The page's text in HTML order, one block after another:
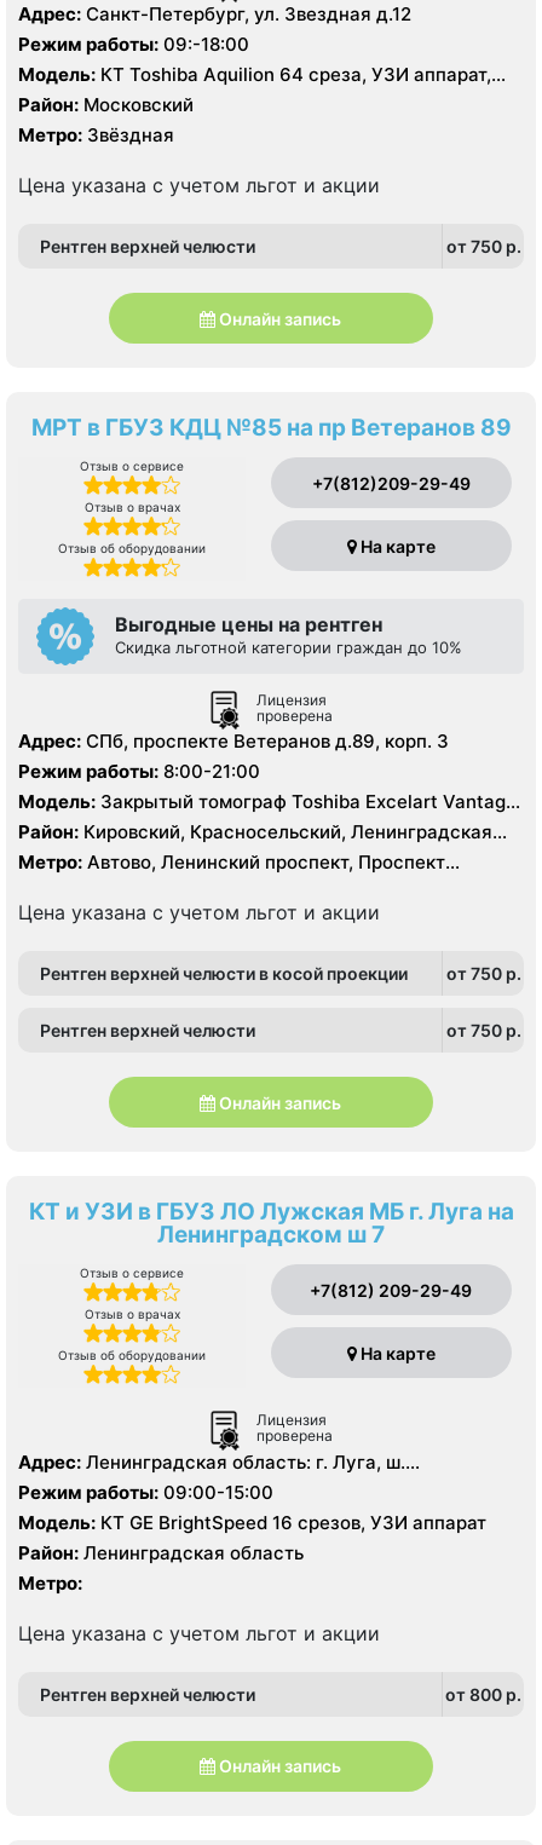
Адрес: Санкт-Петербург, ул. Звездная д.12
Режим работы: 09:-18:00
Модель: КТ Toshiba Aquilion 64 среза, УЗИ аппарат,
рентген
Район: Московский
Метро: Звёздная
Цена указана с учетом льгот и акции
Рентген верхней челюсти от 750 p.
Онлайн запись
МРТ в ГБУЗ КДЦ №85 на пр Ветеранов 89
Отзыв о сервисе
Отзыв о врачах
Отзыв об оборудовании
+7(812)209-29-49
На карте
Выгодные цены на рентген
Скидка льготной категории граждан до 10%
Лицензия
проверена
Адрес: СПб, проспекте Ветеранов д.89, корп. 3
Режим работы: 8:00-21:00
Модель: Закрытый томограф Toshiba Excelart Vantage
1.5 Тесла
Район: Кировский, Красносельский, Ленинградская
область, Московский, Петродворцовый
Метро: Автово, Ленинский проспект, Проспект
Цена указана с учетом льгот и акции
Рентген верхней челюсти в косой проекции от 750 p.
Рентген верхней челюсти от 750 p.
Онлайн запись
КТ и УЗИ в ГБУЗ ЛО Лужская МБ г. Луга на
Ленинградском ш 7
Отзыв о сервисе
Отзыв о врачах
Отзыв об оборудовании
+7(812) 209-29-49
На карте
Лицензия
проверена
Адрес: Ленинградская область: г. Луга, ш.
Ленинградское д. 7
Режим работы: 09:00-15:00
Модель: КТ GE BrightSpeed 16 срезов, УЗИ аппарат
Район: Ленинградская область
Метро:
Цена указана с учетом льгот и акции
Рентген верхней челюсти от 800 p.
Онлайн запись